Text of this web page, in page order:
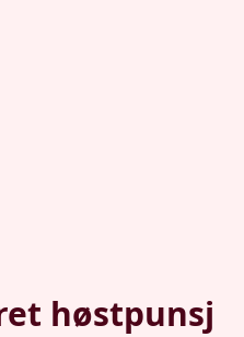
høstpunsj